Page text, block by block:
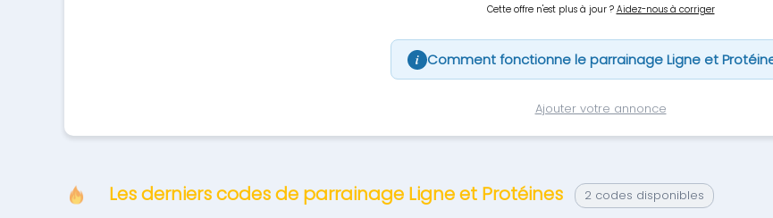
Cette offre n'est plus à jour ? Aidez-nous à corriger
i Comment fonctionne le parrainage Ligne et
Ajouter votre annonce
Les derniers codes de parrainage Ligne et Protéines 2 codes disponibles